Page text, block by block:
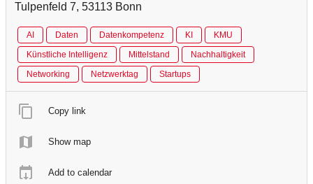
Tulpenfeld 7, 53113 Bonn
AI Daten Datenkompetenz KI
KMU
Künstliche Intelligenz
Mittelstand
Nachhaltigkeit
Networking
Netzwerktag Startups
Copy link
Show map
Add to calendar